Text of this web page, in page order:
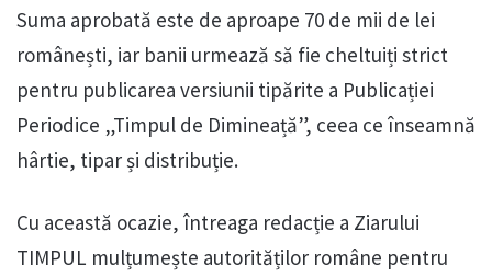
Suma aprobată este de aproape 70 de mii de lei
românești, iar banii urmează să fie cheltuiți strict
pentru publicarea versiunii tipărite a Publicației
Periodice „Timpul de Dimineață”, ceea ce înseamnă
hârtie, tipar și distribuție.
Cu această ocazie, întreaga redacție a Ziarului
TIMPUL mulțumește autorităților române pentru